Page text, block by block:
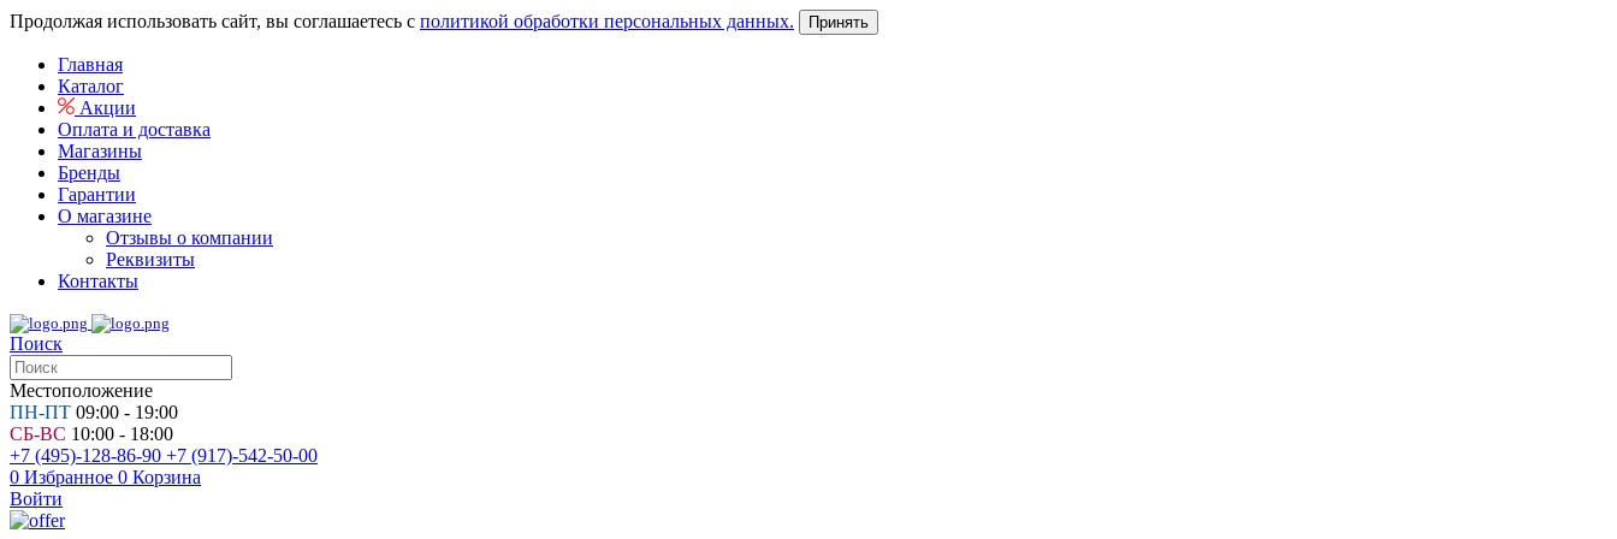
Продолжая использовать сайт, вы соглашаетесь с политикой обработки персональных данных. Принять
Главная
Каталог
Акции
Оплата и доставка
Магазины
Бренды
Гарантии
О магазине
Отзывы о компании
Реквизиты
Контакты
Поиск
Местоположение
ПН-ПТ 09:00 - 19:00
СБ-ВС 10:00 - 18:00
+7 (495)-128-86-90 +7 (917)-542-50-00
0 Избранное 0 Корзина
Войти